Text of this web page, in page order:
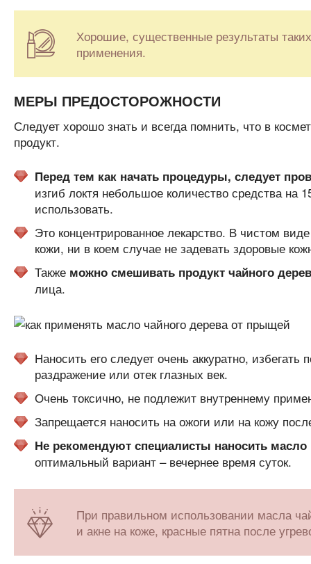
Хорошие, существенные результаты
применения.
МЕРЫ ПРЕДОСТОРОЖНОСТИ
Следует хорошо знать и всегда помнить, что в
продукт.
Перед тем как начать процедуры, следует
изгиб локтя небольшое количество средства на
использовать.
Это концентрированное лекарство. В чистом
кожи, ни в коем случае не задевать здоровые
Такжеможно смешивать продукт чайного
лица.
Наносить его следует очень аккуратно,
раздражение или отек глазных век.
Очень токсично, не подлежит внутреннему
Запрещается наносить на ожоги или на кожу
Не рекомендуют специалисты наносить
оптимальный вариант – вечернее время суток.
При правильном использовании масла
и акне на коже, красные пятна после